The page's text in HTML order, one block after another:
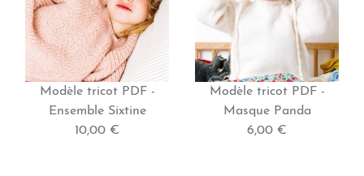
Modèle tricot PDF -
Ensemble Sixtine
10,00 €
Modèle tricot PDF -
Masque Panda
6,00 €